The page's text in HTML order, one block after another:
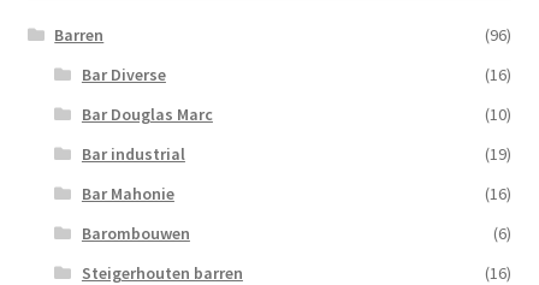
Barren
(96)
Bar Diverse
(16)
Bar Douglas Marc
(10)
Bar industrial
(19)
Bar Mahonie
(16)
Barombouwen
(6)
Steigerhouten barren
(16)